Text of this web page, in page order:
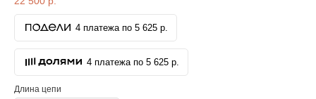
4 платежа по 5 625 р.
4 платежа по 5 625 р.
Длина цепи